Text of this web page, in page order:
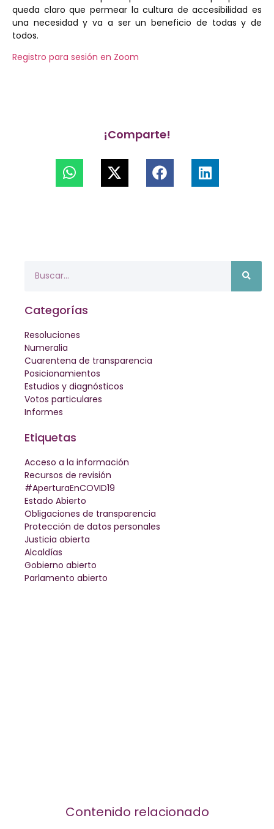
queda claro que permear la cultura de accesibilidad es
una necesidad y va a ser un beneficio de todas y de
todos.
Registro para sesión en Zoom
¡Comparte!
Categorías
Resoluciones
Numeralia
Cuarentena de transparencia
Posicionamientos
Estudios y diagnósticos
Votos particulares
Informes
Etiquetas
Acceso a la información
Recursos de revisión
#AperturaEnCOVID19
Estado Abierto
Obligaciones de transparencia
Protección de datos personales
Justicia abierta
Alcaldías
Gobierno abierto
Parlamento abierto
Contenido relacionado